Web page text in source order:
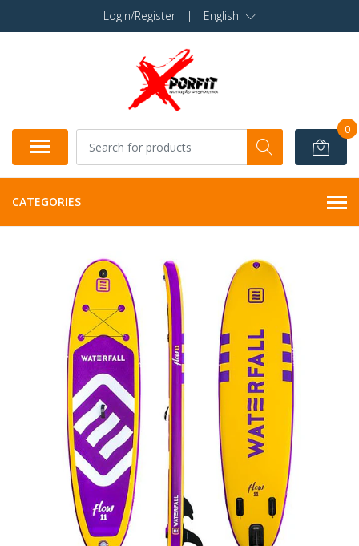
Login/Register | English
0
CATEGORIES